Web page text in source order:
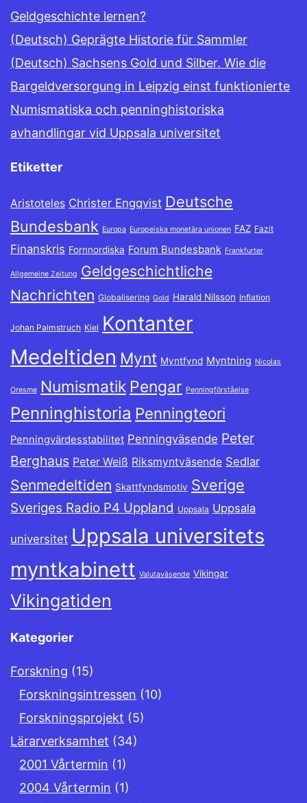
Geldgeschichte lernen?
(Deutsch) Geprägte Historie für Sammler
(Deutsch) Sachsens Gold und Silber. Wie die
Bargeldversorgung in Leipzig einst funktionierte
Numismatiska och penninghistoriska
avhandlingar vid Uppsala universitet
Etiketter
Aristoteles Christer Engqvist Deutsche
Bundesbank Europa Europeiska monetära unionen FAZ Fazit
Finanskris Fornnordiska Forum Bundesbank Frankfurter
Allgemeine Zeitung Geldgeschichtliche
Nachrichten Globalisering Gold Harald Nilsson Inflation
Johan Palmstruch Kiel Kontanter
Medeltiden Mynt Myntfynd Myntning Nicolas
Oresme Numismatik Pengar Penningförståelse
Penninghistoria Penningteori
Penningvärdesstabilitet Penningväsende Peter
Berghaus Peter Weiß Riksmyntväsende Sedlar
Senmedeltiden Skattfyndsmotiv Sverige
Sveriges Radio P4 Uppland Uppsala Uppsala
universitet Uppsala universitets
myntkabinett Valutaväsende Vikingar
Vikingatiden
Kategorier
Forskning (15)
Forskningsintressen (10)
Forskningsprojekt (5)
Lärarverksamhet (34)
2001 Vårtermin (1)
2004 Vårtermin (1)